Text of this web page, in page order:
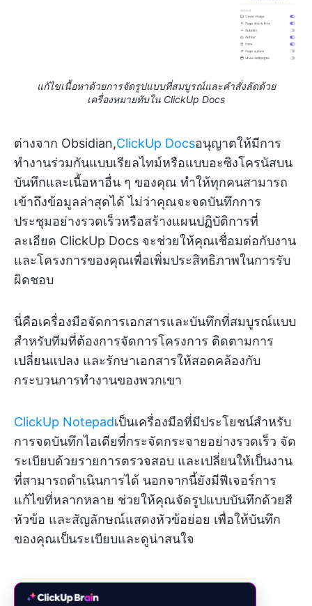
แก้ไขเนื้อหาด้วยการจัดรูปแบบที่สมบูรณ์และคำสั่งลัดด้วย
เครื่องหมายทับใน ClickUp Docs
ต่างจาก Obsidian,ClickUp Docsอนุญาตให้มีการ
ทำงานร่วมกันแบบเรียลไทม์หรือแบบอะซิงโครนัสบน
บันทึกและเนื้อหาอื่น ๆ ของคุณ ทำให้ทุกคนสามารถ
เข้าถึงข้อมูลล่าสุดได้ ไม่ว่าคุณจะจดบันทึกการ
ประชุมอย่างรวดเร็วหรือสร้างแผนปฏิบัติการที่
ละเอียด ClickUp Docs จะช่วยให้คุณเชื่อมต่อกับงาน
และโครงการของคุณเพื่อเพิ่มประสิทธิภาพในการรับ
ผิดชอบ
นี่คือเครื่องมือจัดการเอกสารและบันทึกที่สมบูรณ์แบบ
สำหรับทีมที่ต้องการจัดการโครงการ ติดตามการ
เปลี่ยนแปลง และรักษาเอกสารให้สอดคล้องกับ
กระบวนการทำงานของพวกเขา
ClickUp Notepadเป็นเครื่องมือที่มีประโยชน์สำหรับ
การจดบันทึกไอเดียที่กระจัดกระจายอย่างรวดเร็ว จัด
ระเบียบด้วยรายการตรวจสอบ และเปลี่ยนให้เป็นงาน
ที่สามารถดำเนินการได้ นอกจากนี้ยังมีฟีเจอร์การ
แก้ไขที่หลากหลาย ช่วยให้คุณจัดรูปแบบบันทึกด้วยสี
หัวข้อ และสัญลักษณ์แสดงหัวข้อย่อย เพื่อให้บันทึก
ของคุณเป็นระเบียบและดูน่าสนใจ